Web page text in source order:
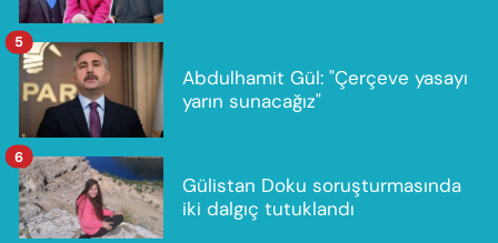
Abdulhamit Gül: "Çerçeve yasayı
yarın sunacağız"
5
Gülistan Doku soruşturmasında
iki dalgıç tutuklandı
6